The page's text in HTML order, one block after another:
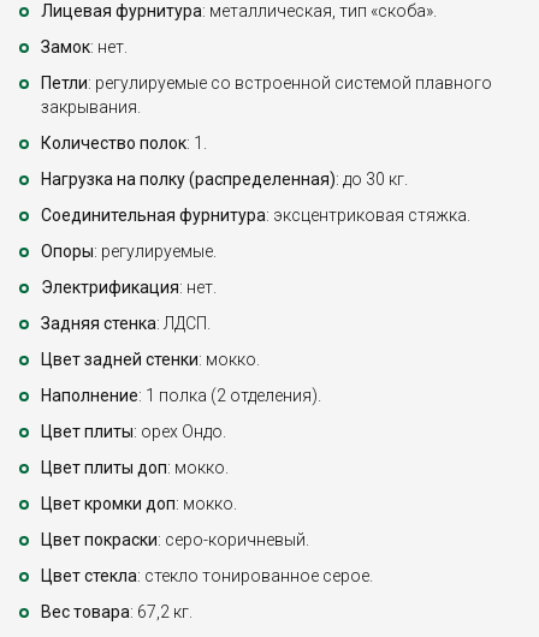
Лицевая фурнитура: металлическая, тип «скоба».
Замок: нет.
Петли: регулируемые со встроенной системой плавного
закрывания.
Количество полок: 1.
Нагрузка на полку (распределенная): до 30 кг.
Соединительная фурнитура: эксцентриковая стяжка.
Опоры: регулируемые.
Электрификация: нет.
Задняя стенка: ЛДСП.
Цвет задней стенки: мокко.
Наполнение: 1 полка (2 отделения).
Цвет плиты: орех Ондо.
Цвет плиты доп: мокко.
Цвет кромки доп: мокко.
Цвет покраски: серо-коричневый.
Цвет стекла: стекло тонированное серое.
Вес товара: 67,2 кг.